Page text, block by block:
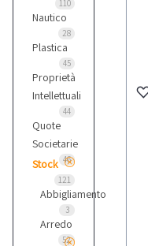
110
Nautico
28
Plastica
45
Proprietà
Intellettuali
44
Quote
Societarie
46
Stock
121
Abbigliamento
3
Arredo
52